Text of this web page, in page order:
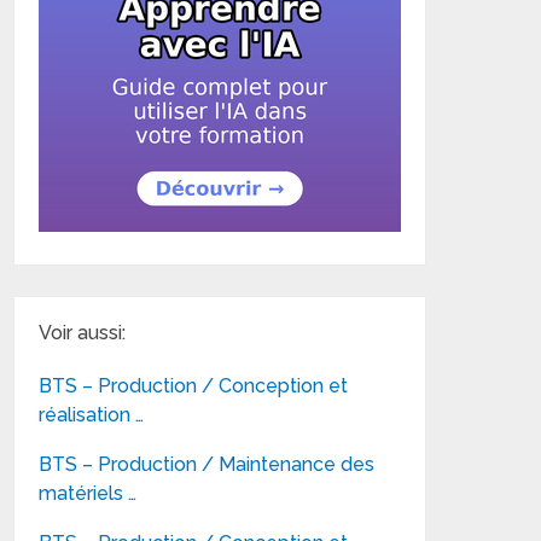
Voir aussi:
BTS – Production / Conception et
réalisation …
BTS – Production / Maintenance des
matériels …